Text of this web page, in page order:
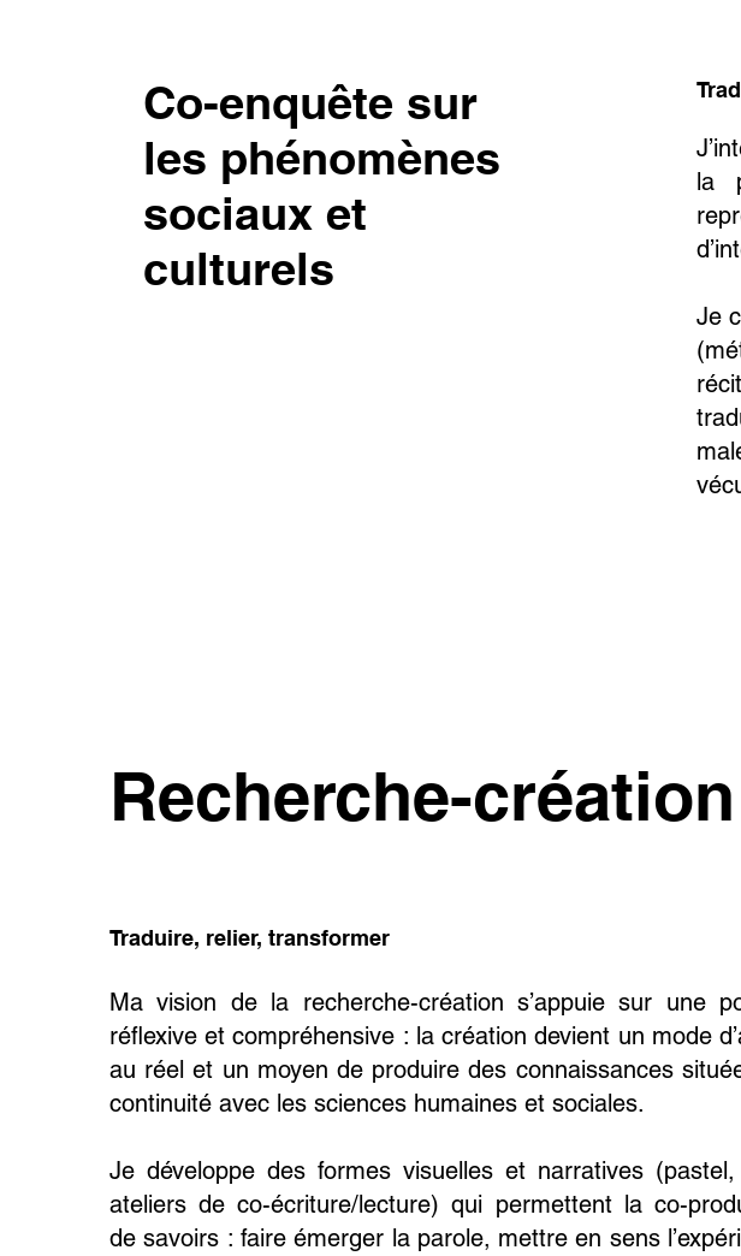
Co-enquête sur
les phénomènes
sociaux et
culturels
la
Je
Recherche-création
Traduire, relier, transformer
Ma vision de la recherche-création s’appuie sur une
réflexive et compréhensive : la création devient un mode
au réel et un moyen de produire des connaissances
continuité avec les sciences humaines et sociales.
Je développe des formes visuelles et narratives
ateliers de co-écriture/lecture) qui permettent la co-
de savoirs : faire émerger la parole, mettre en sens